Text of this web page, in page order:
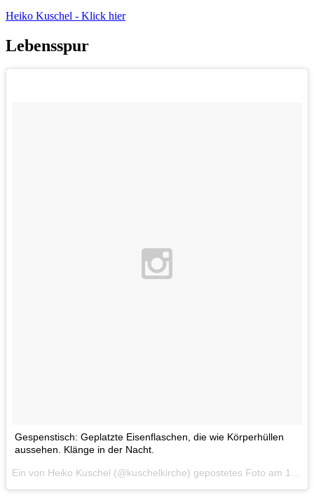
Heiko Kuschel - Klick hier
Lebensspur
Gespenstisch: Geplatzte Eisenflaschen, die wie Körperhüllen
aussehen. Klänge in der Nacht.
Ein von Heiko Kuschel (@kuschelkirche) gepostetes Foto am 12. Dez 2015 um 3:17 Uhr